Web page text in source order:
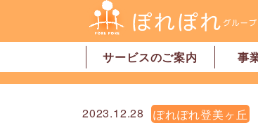
サービスのご案内
居宅介護支援
訪問介護
訪問看護
デイサービス
グループホーム
地域密着型特別養護老人ホー
ショートステイ
有料老人ホーム
サービス付高齢者向け住宅
家事代行サービス
「認可」小規模保育園
事
事業
事業
2023.12.28 ぽれぽれ登美ヶ丘